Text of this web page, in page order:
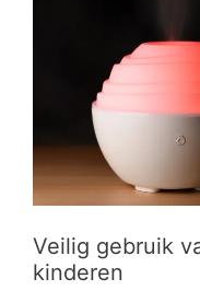
Veilig gebruik
kinderen